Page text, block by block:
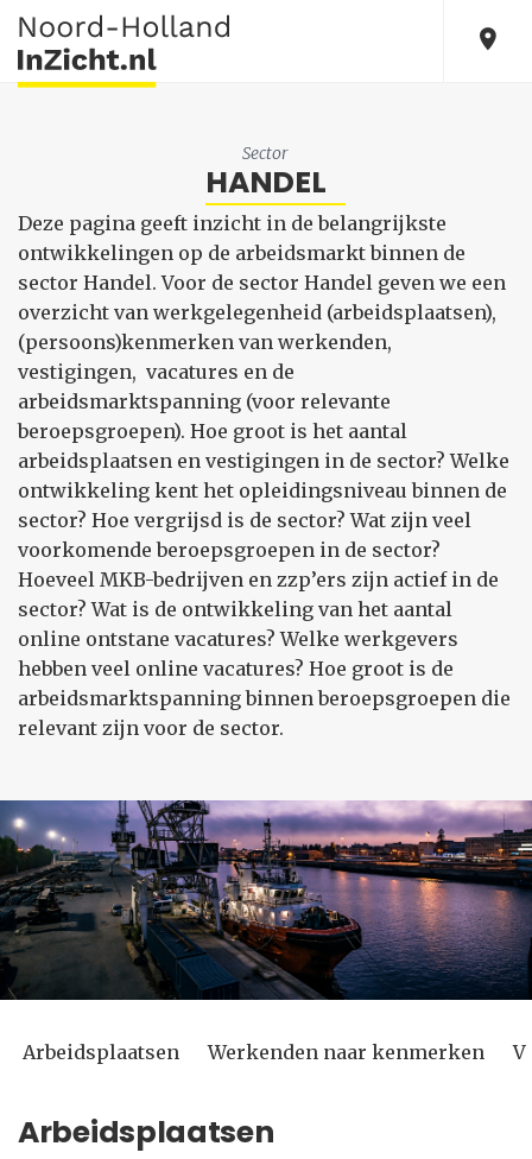
Sector
HANDEL
Deze pagina geeft inzicht in de belangrijkste
ontwikkelingen op de arbeidsmarkt binnen de
sector Handel. Voor de sector Handel geven we een
overzicht van werkgelegenheid (arbeidsplaatsen),
(persoons)kenmerken van werkenden,
vestigingen, vacatures en de
arbeidsmarktspanning (voor relevante
beroepsgroepen). Hoe groot is het aantal
arbeidsplaatsen en vestigingen in de sector? Welke
ontwikkeling kent het opleidingsniveau binnen de
sector? Hoe vergrijsd is de sector? Wat zijn veel
voorkomende beroepsgroepen in de sector?
Hoeveel MKB-bedrijven en zzp’ers zijn actief in de
sector? Wat is de ontwikkeling van het aantal
online ontstane vacatures? Welke werkgevers
hebben veel online vacatures? Hoe groot is de
arbeidsmarktspanning binnen beroepsgroepen die
relevant zijn voor de sector.
Arbeidsplaatsen Werkenden naar kenmerken
Arbeidsplaatsen